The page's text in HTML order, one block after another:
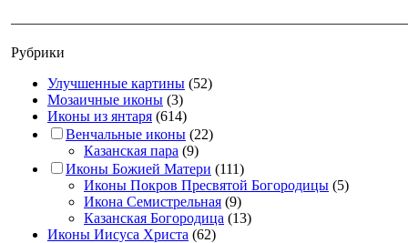
Рубрики
Улучшенные картины (52)
Мозаичные иконы (3)
Иконы из янтаря (614)
Венчальные иконы (22)
Казанская пара (9)
Иконы Божией Матери (111)
Иконы Покров Пресвятой Богородицы (5)
Икона Семистрельная (9)
Казанская Богородица (13)
Иконы Иисуса Христа (62)